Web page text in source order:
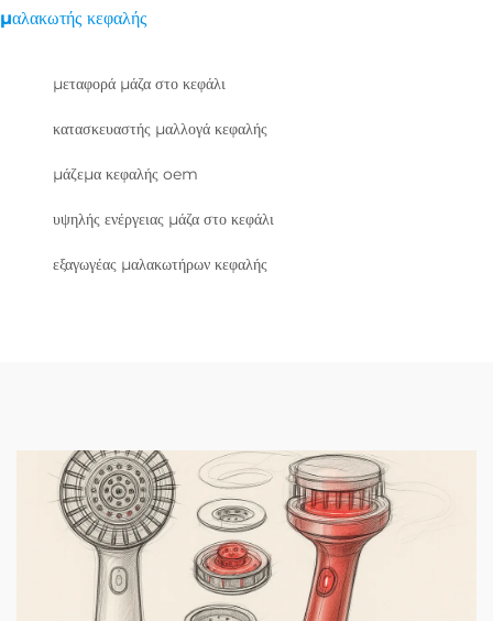
μαλακωτής κεφαλής
μεταφορά μάζα στο κεφάλι
κατασκευαστής μαλλογά κεφαλής
μάζεμα κεφαλής oem
υψηλής ενέργειας μάζα στο κεφάλι
εξαγωγέας μαλακωτήρων κεφαλής